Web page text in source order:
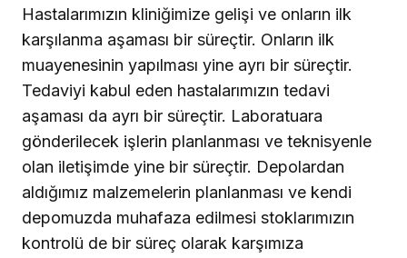
Hastalarımızın kliniğimize gelişi ve onların ilk
karşılanma aşaması bir süreçtir. Onların ilk
muayenesinin yapılması yine ayrı bir süreçtir.
Tedaviyi kabul eden hastalarımızın tedavi
aşaması da ayrı bir süreçtir. Laboratuara
gönderilecek işlerin planlanması ve teknisyenle
olan iletişimde yine bir süreçtir. Depolardan
aldığımız malzemelerin planlanması ve kendi
depomuzda muhafaza edilmesi stoklarımızın
kontrolü de bir süreç olarak karşımıza